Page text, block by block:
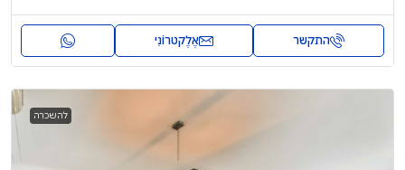
התקשר אֶלֶקטרוֹנִי
להשכרה